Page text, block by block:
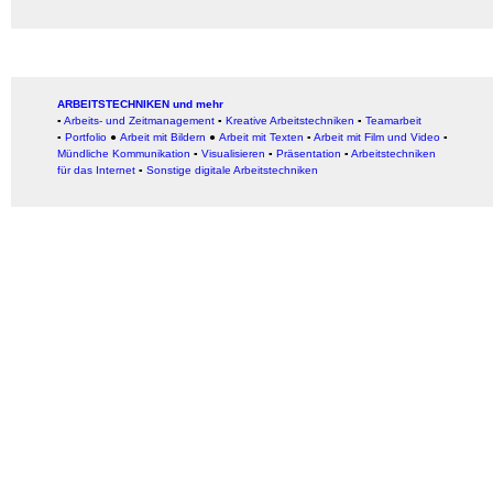
ARBEITSTECHNIKEN und mehr
▪ Arbeits- und Zeitmanagement ▪ Kreative Arbeitstechniken ▪ Teamarbeit
▪ Portfolio ● Arbeit mit Bildern ● Arbeit mit Texten ▪ Arbeit mit Film und Video ▪
Mündliche Kommunikation ▪ Visualisieren ▪ Präsentation ▪ Arbeitstechniken
für das Internet ▪ Sonstige digitale Arbeitstechniken